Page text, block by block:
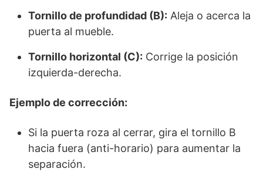
Tornillo de profundidad (B): Aleja o acerca la
puerta al mueble.
Tornillo horizontal (C): Corrige la posición
izquierda-derecha.
Ejemplo de corrección:
Si la puerta roza al cerrar, gira el tornillo B
hacia fuera (anti-horario) para aumentar la
separación.